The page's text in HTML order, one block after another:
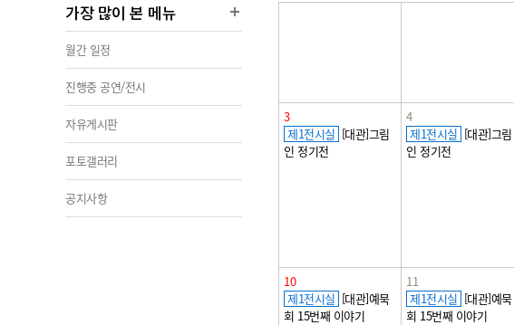
가장 많이 본 메뉴
월간 일정
진행중 공연/전시
자유게시판
포토갤러리
공지사항
3
제1전시실 [대관]그림
인 정기전
4
제1전시실 [대관]그림
인 정기전
10
제1전시실 [대관]예묵
회 15번째 이야기
11
제1전시실 [대관]예묵
회 15번째 이야기